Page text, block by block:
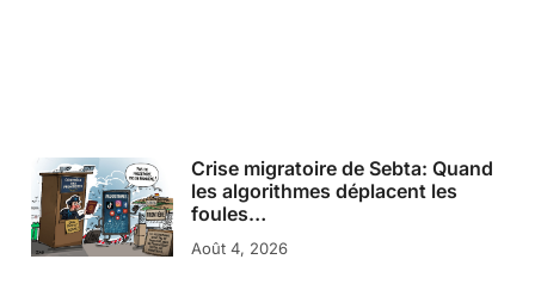
Crise migratoire de Sebta: Quand
les algorithmes déplacent les
foules…
Août 4, 2026